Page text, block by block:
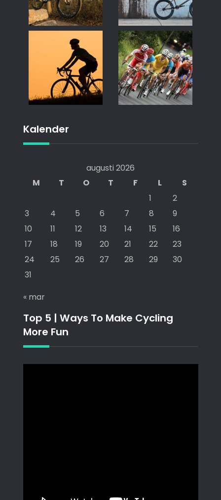
Kalender
augusti 2026
M
T O T F L
S
1
2
3
4 5 6 7 8
9
10
11 12 13 14 15
16
17
18 19 20 21 22
23
24
25 26 27 28 29
30
31
« mar
Top 5 | Ways To Make Cycling
More Fun